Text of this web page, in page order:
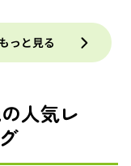
っと見る
人気レ